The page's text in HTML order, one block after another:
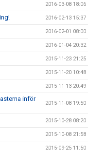
2016-03-08 18:06
2016-02-13 15:37
2016-02-01 08:00
2016-01-04 20:32
2015-11-23 21:25
2015-11-20 10:48
2015-11-13 20:49
inför
2015-11-08 19:50
2015-10-28 08:20
2015-10-08 21:58
2015-09-25 11:50